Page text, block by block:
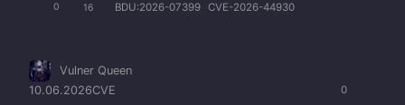
0 16 BDU:2026-07399 CVE-2026-44930
0
Vulner Queen
10.06.2026CVE